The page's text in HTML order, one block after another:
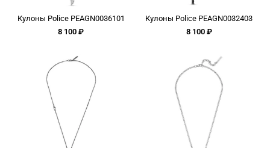
Кулоны Police PEAGN0036101
8 100 ₽
Кулоны Police PEAGN0032403
8 100 ₽